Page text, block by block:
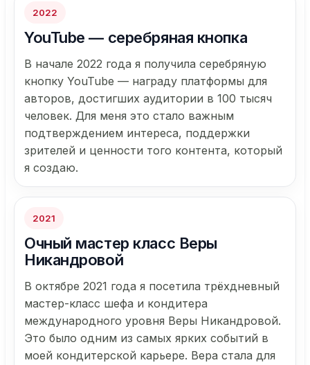
2022
YouTube — серебряная кнопка
В начале 2022 года я получила серебряную
кнопку YouTube — награду платформы для
авторов, достигших аудитории в 100 тысяч
человек. Для меня это стало важным
подтверждением интереса, поддержки
зрителей и ценности того контента, который
я создаю.
2021
Очный мастер класс Веры
Никандровой
В октябре 2021 года я посетила трёхдневный
мастер-класс шефа и кондитера
международного уровня Веры Никандровой.
Это было одним из самых ярких событий в
моей кондитерской карьере. Вера стала для